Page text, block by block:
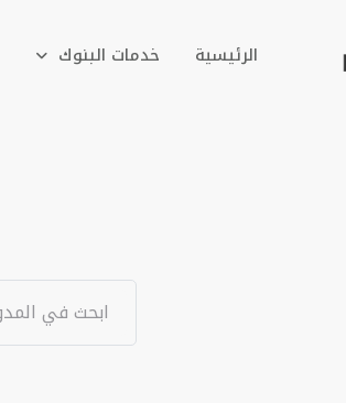
الرئيسية خدمات البنوك